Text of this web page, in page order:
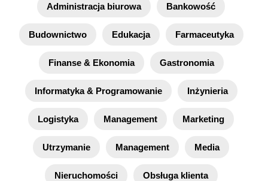
Administracja biurowa Bankowość
Budownictwo Edukacja Farmaceutyka
Finanse & Ekonomia Gastronomia
Informatyka & Programowanie Inżynieria
Logistyka Management Marketing
Utrzymanie Management Media
Nieruchomości Obsługa klienta